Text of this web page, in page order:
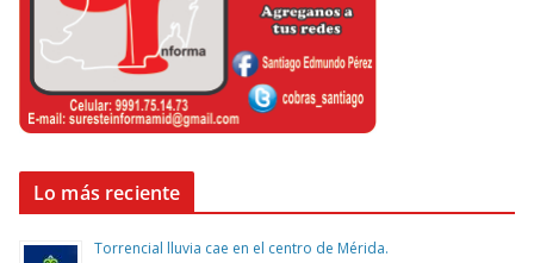
Lo más reciente
Torrencial lluvia cae en el centro de Mérida.